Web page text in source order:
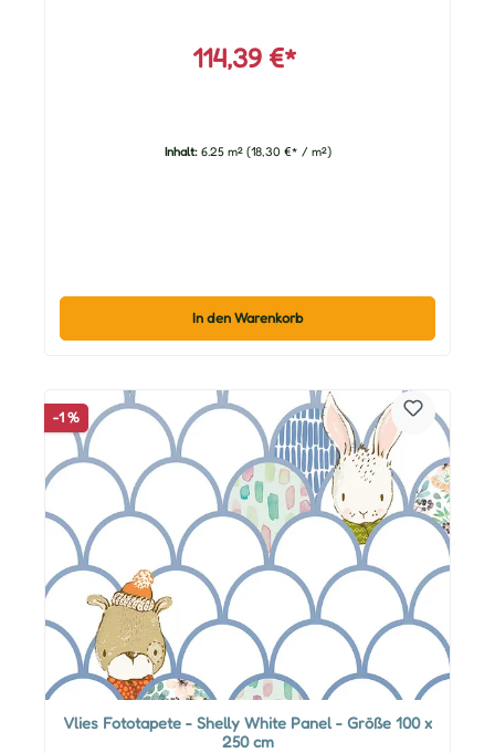
114,39 €*
Inhalt: 6.25 m² (18,30 €* / m²)
In den Warenkorb
-1 %
Vlies Fototapete - Shelly White Panel - Größe 100 x
250 cm